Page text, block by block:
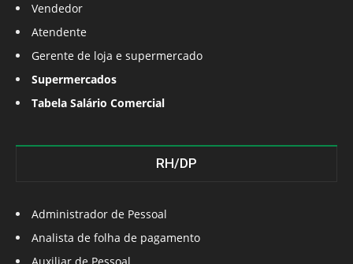
Vendedor
Atendente
Gerente de loja e supermercado
Supermercados
Tabela Salário Comercial
RH/DP
Administrador de Pessoal
Analista de folha de pagamento